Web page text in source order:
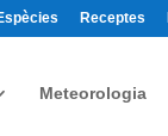
Receptes
Meteorologia